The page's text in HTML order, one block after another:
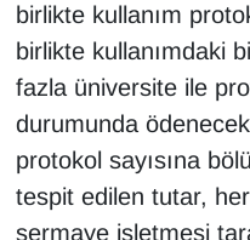
birlikte kullanım
birlikte kullanımdaki
fazla üniversite ile
durumunda
protokol sayısına
tespit edilen tutar,
sermaye işletmesi
Sinema - TV
SİYASET
SPOR
TEBRİK